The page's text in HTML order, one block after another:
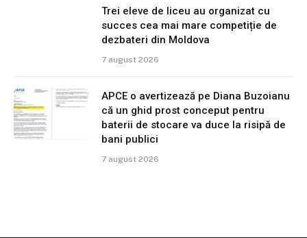
Trei eleve de liceu au organizat cu
succes cea mai mare competiție de
dezbateri din Moldova
7 august 2026
APCE o avertizează pe Diana Buzoianu
că un ghid prost conceput pentru
baterii de stocare va duce la risipă de
bani publici
7 august 2026